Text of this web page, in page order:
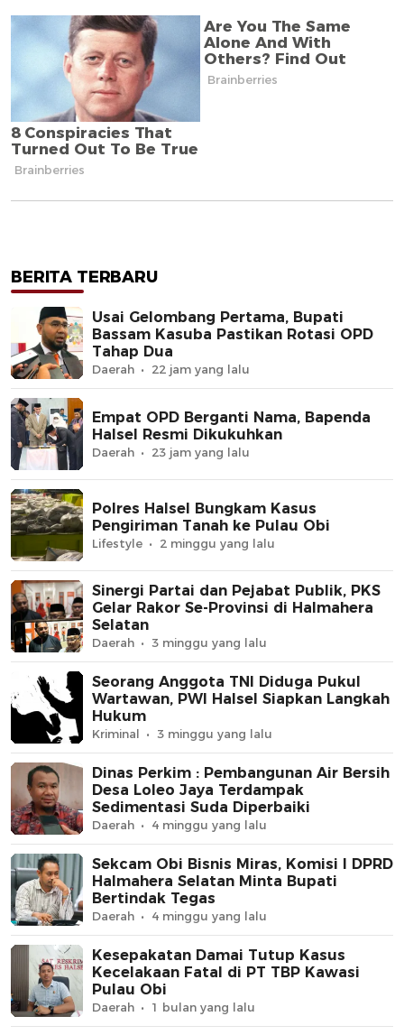
BERITA TERBARU
Usai Gelombang Pertama, Bupati
Bassam Kasuba Pastikan Rotasi OPD
Tahap Dua
Daerah 22 jam yang lalu
Empat OPD Berganti Nama, Bapenda
Halsel Resmi Dikukuhkan
Daerah 23 jam yang lalu
Polres Halsel Bungkam Kasus
Pengiriman Tanah ke Pulau Obi
Lifestyle 2 minggu yang lalu
Sinergi Partai dan Pejabat Publik, PKS
Gelar Rakor Se-Provinsi di Halmahera
Selatan
Daerah 3 minggu yang lalu
Seorang Anggota TNI Diduga Pukul
Wartawan, PWI Halsel Siapkan Langkah
Hukum
Kriminal 3 minggu yang lalu
Dinas Perkim : Pembangunan Air Bersih
Desa Loleo Jaya Terdampak
Sedimentasi Suda Diperbaiki
Daerah 4 minggu yang lalu
Sekcam Obi Bisnis Miras, Komisi I DPRD
Halmahera Selatan Minta Bupati
Bertindak Tegas
Daerah 4 minggu yang lalu
Kesepakatan Damai Tutup Kasus
Kecelakaan Fatal di PT TBP Kawasi
Pulau Obi
Daerah 1 bulan yang lalu